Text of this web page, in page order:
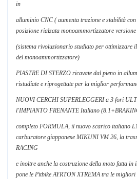
in
alluminio CNC ( aumenta trazione e stabilità
posizione rialzata monoammortizzatore
(sistema rivoluzionario studiato per ottimizzare
del monoammortizzatore)
PIASTRE DI STERZO ricavate dal pieno in
ristudiate e riprogettate per la miglior
NUOVI CERCHI SUPERLEGGERI a 3 fori
l'IMPIANTO FRENANTE Italiano
completo FORMULA, il nuovo scarico italiano
carburatore giapponese MIKUNI VM 26, la
RACING
e inoltre anche la costruzione della moto fatta in
pone le Pitbike AYRTON XTREMA tra le